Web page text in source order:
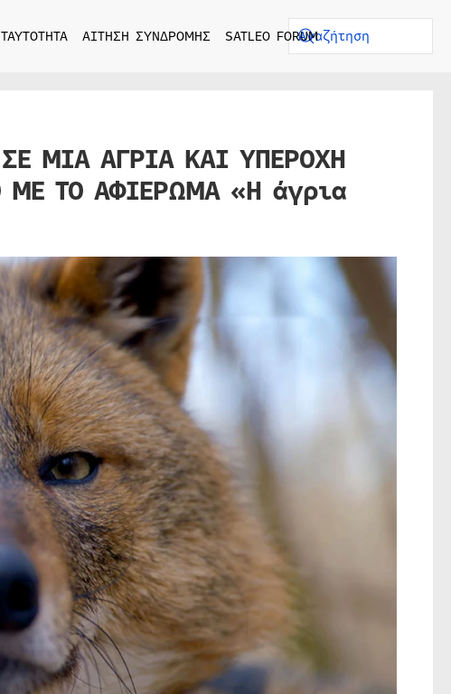
ΤΑΥΤΟΤΗΤΑ ΑΙΤΗΣΗ ΣΥΝΔΡΟΜΗΣ SATLEO FORUM
ΣΕ ΜΙΑ ΑΓΡΙΑ ΚΑΙ ΥΠΕΡΟΧΗ
ΜΕ ΤΟ ΑΦΙΕΡΩΜΑ «Η άγρια